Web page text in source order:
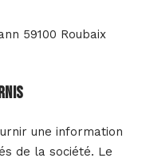
59100 Roubaix
une information
de la société. Le